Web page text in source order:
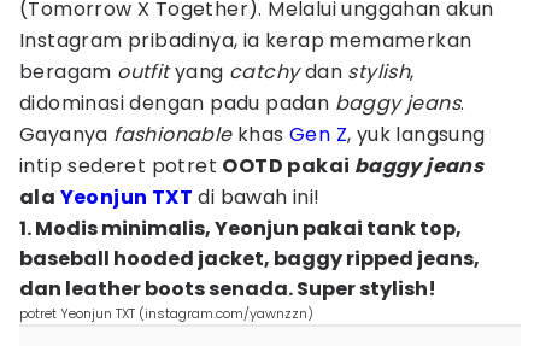
(Tomorrow X Together). Melalui unggahan akun
Instagram pribadinya, ia kerap memamerkan
beragam outfityang catchydan stylish,
didominasi dengan padu padan baggy jeans.
Gayanya fashionablekhasGen Z, yuk langsung
intip sederet potret OOTD pakai baggy jeans
ala Yeonjun TXT di bawah ini!
1. Modis minimalis, Yeonjun pakai tank top,
baseball hooded jacket, baggy ripped jeans,
dan leather boots senada. Super stylish!
potret Yeonjun TXT (instagram.com/yawnzzn)